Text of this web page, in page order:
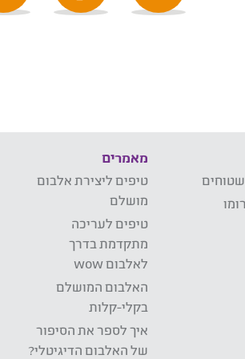
מאמרים
טיפים ליצירת אלבום
מושלם
טיפים לעריכה
מתקדמת בדרך
לאלבום wow
האלבום המושלם
בקלי-קלות
איך לספר את הסיפור
של האלבום הדיגיטלי?